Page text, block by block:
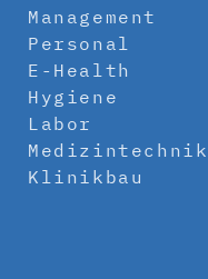
Management
Personal
E-Health
Hygiene
Labor
Medizintechnik
Klinikbau